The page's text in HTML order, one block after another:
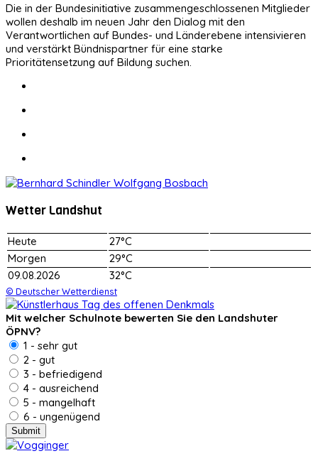
Die in der Bundesinitiative zusammengeschlossenen Mitglieder
wollen deshalb im neuen Jahr den Dialog mit den
Verantwortlichen auf Bundes- und Länderebene intensivieren
und verstärkt Bündnispartner für eine starke
Prioritätensetzung auf Bildung suchen.
Wetter Landshut
Heute
27°C
Morgen
29°C
09.08.2026
32°C
© Deutscher Wetterdienst
Mit welcher Schulnote bewerten Sie den Landshuter
ÖPNV?
1 - sehr gut
2 - gut
3 - befriedigend
4 - ausreichend
5 - mangelhaft
6 - ungenügend